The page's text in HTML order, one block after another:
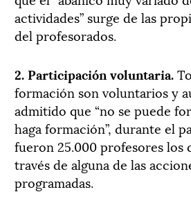
actividades” surge de las
del profesorados.
2. Participación voluntaria.
formación son voluntarios y
admitido que “no se puede
haga formación”, durante el
fueron 25.000 profesores los
través de alguna de las
programadas.